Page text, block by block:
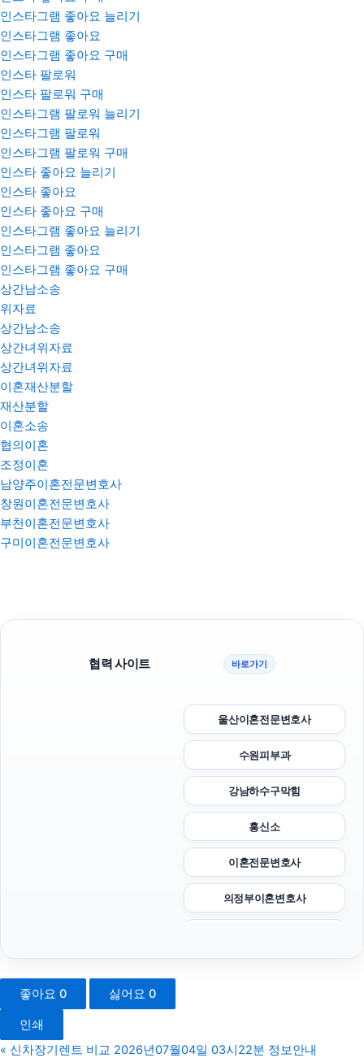
인스타그램 좋아요 늘리기
인스타그램 좋아요
인스타그램 좋아요 구매
인스타 팔로워
인스타 팔로워 구매
인스타그램 팔로워 늘리기
인스타그램 팔로워
인스타그램 팔로워 구매
인스타 좋아요 늘리기
인스타 좋아요
인스타 좋아요 구매
인스타그램 좋아요 늘리기
인스타그램 좋아요
인스타그램 좋아요 구매
상간남소송
위자료
상간남소송
상간녀위자료
상간녀위자료
이혼재산분할
재산분할
이혼소송
협의이혼
조정이혼
남양주이혼전문변호사
창원이혼전문변호사
부천이혼전문변호사
구미이혼전문변호사
협력 사이트 바로가기
울산이혼전문변호사
수원피부과
강남하수구막힘
흥신소
이혼전문변호사
의정부이혼변호사
좋아요 0 싫어요 0
인쇄
« 신차장기렌트 비교 2026년07월04일 03시22분 정보안내